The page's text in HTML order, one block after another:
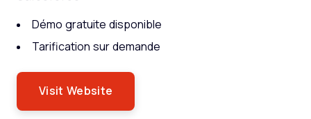
Démo gratuite disponible
Tarification sur demande
Visit Website